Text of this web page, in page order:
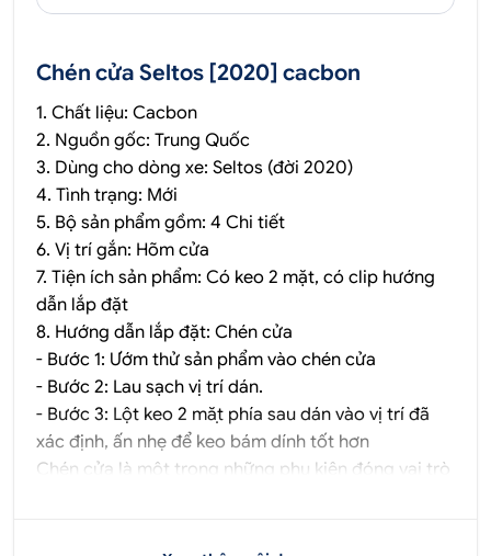
Chén cửa Seltos [2020] cacbon
1. Chất liệu: Cacbon
2. Nguồn gốc: Trung Quốc
3. Dùng cho dòng xe: Seltos (đời 2020)
4. Tình trạng: Mới
5. Bộ sản phẩm gồm: 4 Chi tiết
6. Vị trí gắn: Hõm cửa
7. Tiện ích sản phẩm: Có keo 2 mặt, có clip hướng
dẫn lắp đặt
8. Hướng dẫn lắp đặt: Chén cửa
- Bước 1: Ướm thử sản phẩm vào chén cửa
- Bước 2: Lau sạch vị trí dán.
- Bước 3: Lột keo 2 mặt phía sau dán vào vị trí đã
xác định, ấn nhẹ để keo bám dính tốt hơn
Chén cửa là một trong những phụ kiện đóng vai trò
đóng/ mở cửa do những va quẹt với móng tay, đồ